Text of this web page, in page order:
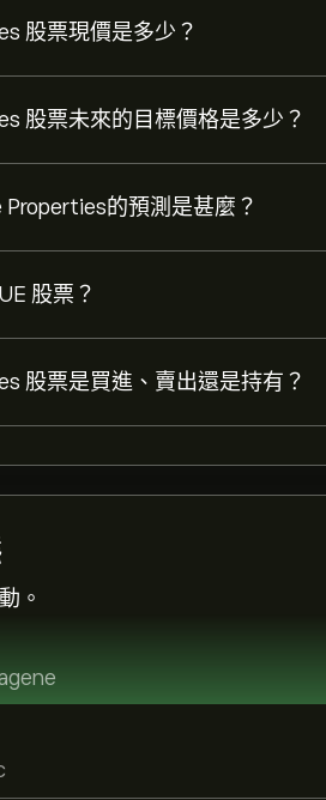
股票現價是多少？
股票未來的目標價格是多少？
的預測是甚麼？
股票？
股票是買進、賣出還是持有？
。